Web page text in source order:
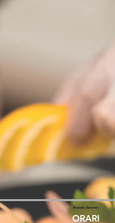
WuSushi (Saronno)
ORARI